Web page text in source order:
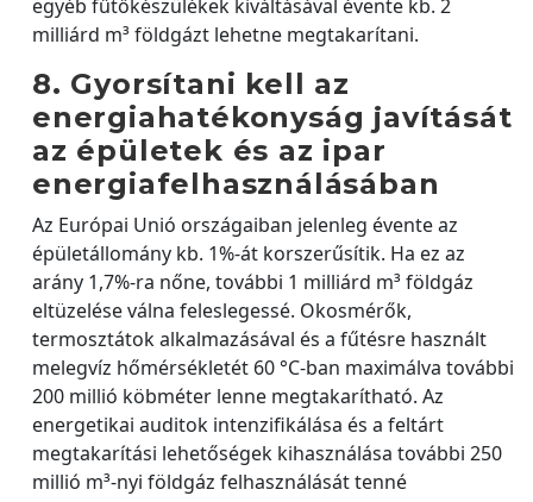
egyéb fűtőkészülékek kiváltásával évente kb. 2
milliárd m³ földgázt lehetne megtakarítani.
8. Gyorsítani kell az
energiahatékonyság javítását
az épületek és az ipar
energiafelhasználásában
Az Európai Unió országaiban jelenleg évente az
épületállomány kb. 1%-át korszerűsítik. Ha ez az
arány 1,7%-ra nőne, további 1 milliárd m³ földgáz
eltüzelése válna feleslegessé. Okosmérők,
termosztátok alkalmazásával és a fűtésre használt
melegvíz hőmérsékletét 60 °C-ban maximálva további
200 millió köbméter lenne megtakarítható. Az
energetikai auditok intenzifikálása és a feltárt
megtakarítási lehetőségek kihasználása további 250
millió m³-nyi földgáz felhasználását tenné